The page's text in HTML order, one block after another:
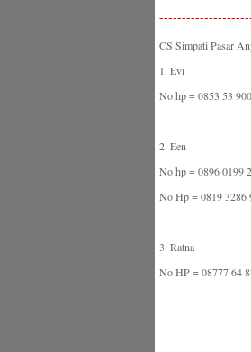
CS Simpati Pasar
1. Evi
No hp = 0853 53
2. Een
No hp = 0896 0199
No Hp = 0819 3286
3. Ratna
No HP = 08777 64